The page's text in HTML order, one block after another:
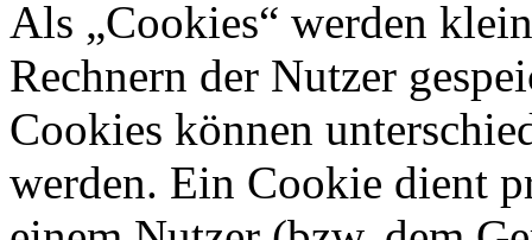
Als „Cookies“ werden
Rechnern der Nutzer
Cookies können
werden. Ein Cookie dient